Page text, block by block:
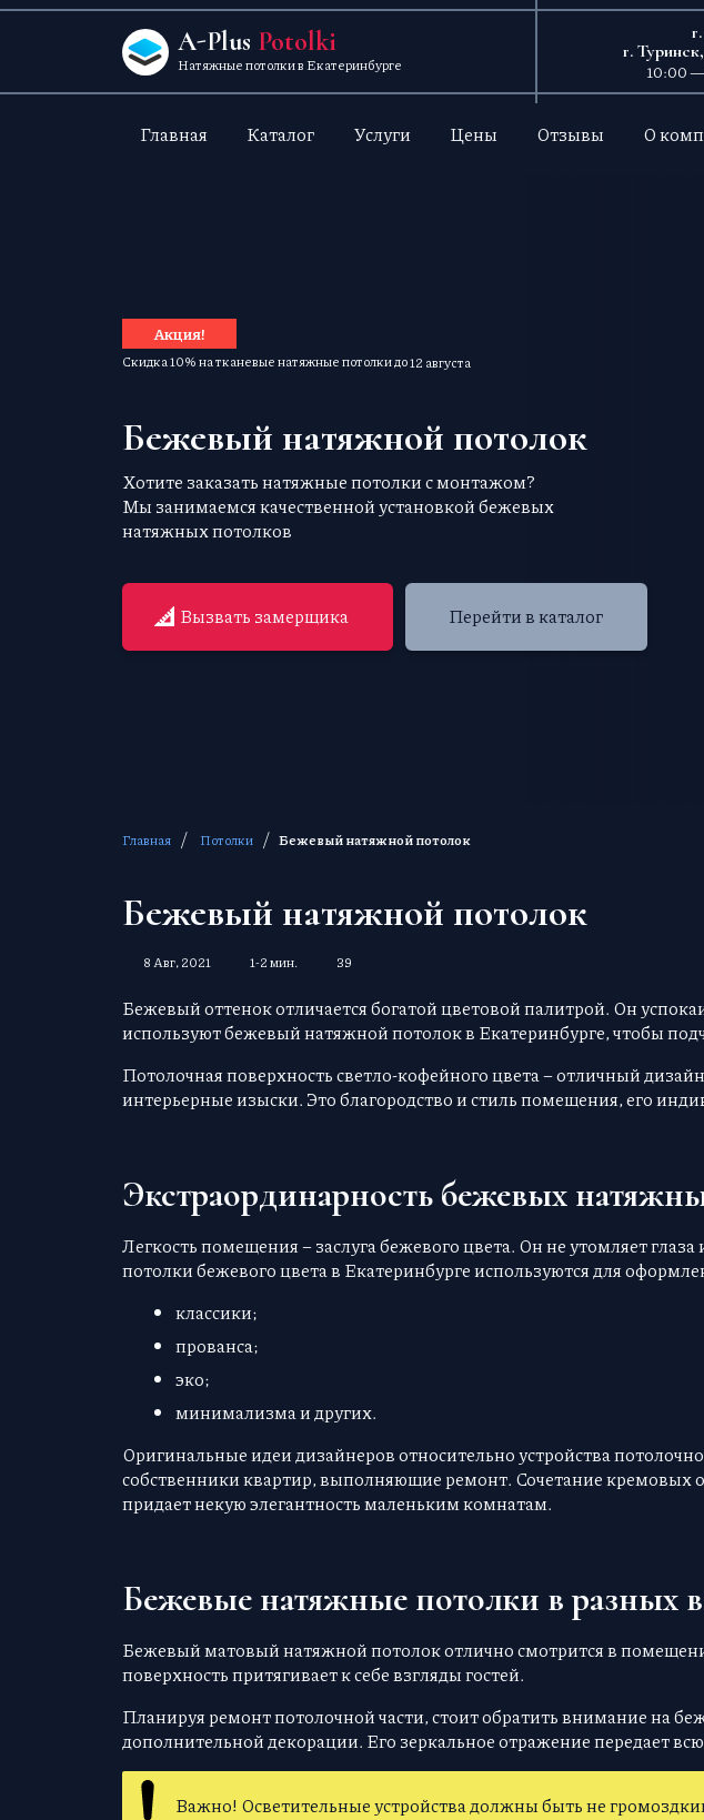
Перейти к содержанию
A-Plus Potolki
Натяжные потолки в Екатеринбурге
г.
10:00
Главная Каталог Услуги Цены Отзывы О
Акция!
Скидка 10% на тканевые натяжные потолки до12 августа
Бежевый натяжной потолок
Хотите заказать натяжные потолки с монтажом?
Мы занимаемся качественной установкой бежевых
натяжных потолков
Вызвать замерщика Перейти в каталог
Главная / Потолки / Бежевый натяжной потолок
Бежевый натяжной потолок
8 Авг, 2021 1-2 мин. 39
Бежевый оттенок отличается богатой цветовой палитрой. Он
используют бежевый натяжной потолок в Екатеринбурге, чтобы
Потолочная поверхность светло-кофейного цвета – отличный
интерьерные изыски. Это благородство и стиль помещения, его
Экстраординарность бежевых
Легкость помещения – заслуга бежевого цвета. Он не утомляет
потолки бежевого цвета в Екатеринбурге используются для
классики;
прованса;
эко;
минимализма и других.
Оригинальные идеи дизайнеров относительно устройства
собственники квартир, выполняющие ремонт. Сочетание кремовых
придает некую элегантность маленьким комнатам.
Бежевые натяжные потолки в разных
Бежевый матовый натяжной потолок отлично смотрится в
поверхность притягивает к себе взгляды гостей.
Планируя ремонт потолочной части, стоит обратить внимание на
дополнительной декорации. Его зеркальное отражение передает
Важно! Осветительные устройства должны быть не